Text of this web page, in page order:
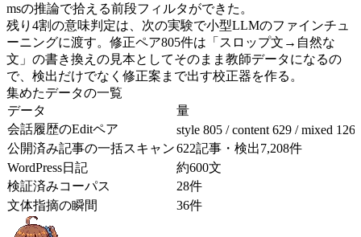
msの推論で拾える前段フィルタができた。
残り4割の意味判定は、次の実験で小型LLMのファインチュ
ーニングに渡す。修正ペア805件は「スロップ文→自然な
文」の書き換えの見本としてそのまま教師データになるの
で、検出だけでなく修正案まで出す校正器を作る。
集めたデータの一覧
データ
量
会話履歴のEditペア
style 805 / content 629 / mixed 126
公開済み記事の一括スキャン622記事・検出7,208件
WordPress日記 約600文
検証済みコーパス
28件
文体指摘の瞬間 36件